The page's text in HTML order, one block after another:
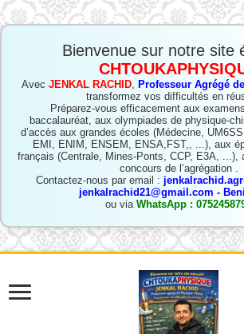
Bienvenue sur notre site
Avec JENKAL RACHID, Professeur Agrégé
transformez vos difficultés en
Préparez-vous efficacement aux
baccalauréat, aux olympiades de physique-
d’accès aux grandes écoles (Médecine,
EMI, ENIM, ENSEM, ENSA,FST,, ...), aux
français (Centrale, Mines-Ponts, CCP, E3A, ...),
concours de l’agrégation .
Contactez-nous par email :
jenkalrachid21@gmail.com -
ou via WhatsApp :